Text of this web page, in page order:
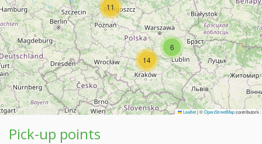
6
14
11
Leaflet|©OpenStreetMapcontributors
Pick-up points